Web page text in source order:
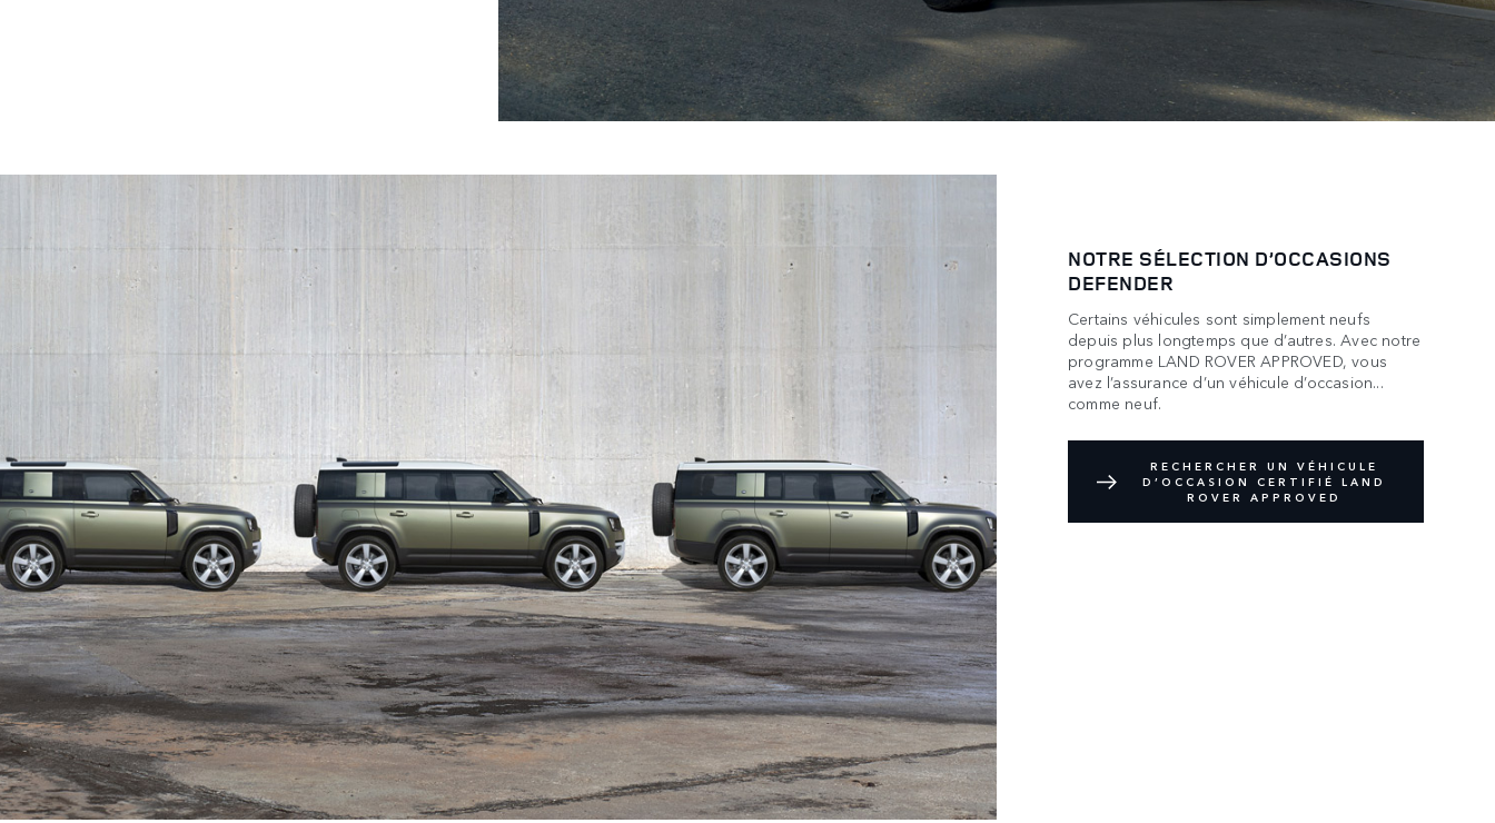
NOTRE SÉLECTION D’OCCASIONS
DEFENDER
Certains véhicules sont simplement neufs
depuis plus longtemps que d’autres. Avec notre
programme LAND ROVER APPROVED, vous
avez l’assurance d’un véhicule d’occasion...
comme neuf.
RECHERCHER UN VÉHICULE
D’OCCASION CERTIFIÉ LAND
ROVER APPROVED